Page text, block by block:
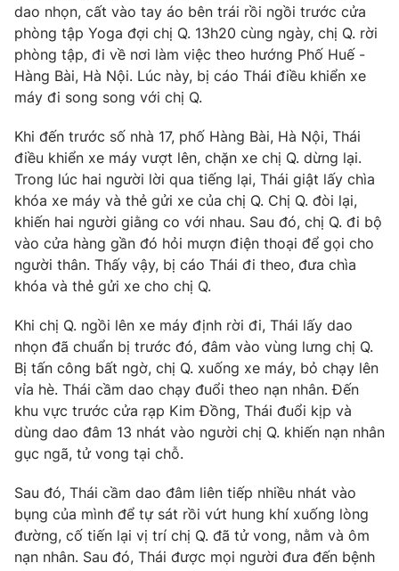
Thị trường
Tư vấn
Lịch phát sóng
Chuyên mục khác
Photo Infographic
Video Shorts video
VTV Money VTV Thể thao
VTV Sức khoẻ Bất động sản
Thị trường 24h Tấm lòng Việt
VTV4 Vươn mình bằng AI
Liên hệ tòa soạn English
dao nhọn, cất vào tay áo bên trái rồi ngồi trước cửa
phòng tập Yoga đợi chị Q. 13h20 cùng ngày, chị Q. rời
phòng tập, đi về nơi làm việc theo hướng Phố Huế -
Hàng Bài, Hà Nội. Lúc này, bị cáo Thái điều khiển xe
máy đi song song với chị Q.
Khi đến trước số nhà 17, phố Hàng Bài, Hà Nội, Thái
điều khiển xe máy vượt lên, chặn xe chị Q. dừng lại.
Trong lúc hai người lời qua tiếng lại, Thái giật lấy chìa
khóa xe máy và thẻ gửi xe của chị Q. Chị Q. đòi lại,
khiến hai người giằng co với nhau. Sau đó, chị Q. đi bộ
vào cửa hàng gần đó hỏi mượn điện thoại để gọi cho
người thân. Thấy vậy, bị cáo Thái đi theo, đưa chìa
khóa và thẻ gửi xe cho chị Q.
Khi chị Q. ngồi lên xe máy định rời đi, Thái lấy dao
nhọn đã chuẩn bị trước đó, đâm vào vùng lưng chị Q.
Bị tấn công bất ngờ, chị Q. xuống xe máy, bỏ chạy lên
vỉa hè. Thái cầm dao chạy đuổi theo nạn nhân. Đến
khu vực trước cửa rạp Kim Đồng, Thái đuổi kịp và
dùng dao đâm 13 nhát vào người chị Q. khiến nạn nhân
gục ngã, tử vong tại chỗ.
Sau đó, Thái cầm dao đâm liên tiếp nhiều nhát vào
bụng của mình để tự sát rồi vứt hung khí xuống lòng
đường, cố tiến lại vị trí chị Q. đã tử vong, nằm và ôm
nạn nhân. Sau đó, Thái được mọi người đưa đến bệnh